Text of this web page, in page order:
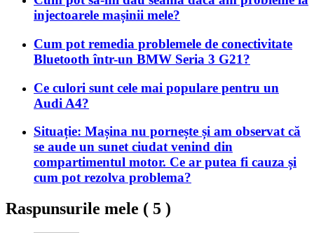
injectoarele mașinii mele?
Cum pot remedia problemele de conectivitate
Bluetooth într-un BMW Seria 3 G21?
Ce culori sunt cele mai populare pentru un
Audi A4?
Situație: Mașina nu pornește și am observat că
se aude un sunet ciudat venind din
compartimentul motor. Ce ar putea fi cauza și
cum pot rezolva problema?
Raspunsurile mele ( 5 )